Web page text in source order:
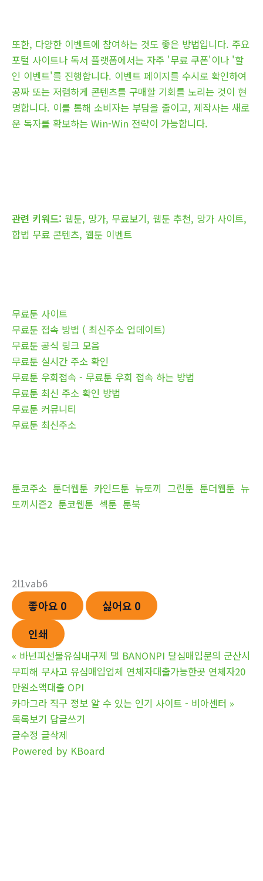
또한, 다양한 이벤트에 참여하는 것도 좋은 방법입니다. 주요
포털 사이트나 독서 플랫폼에서는 자주 '무료 쿠폰'이나 '할
인 이벤트'를 진행합니다. 이벤트 페이지를 수시로 확인하여
공짜 또는 저렴하게 콘텐츠를 구매할 기회를 노리는 것이 현
명합니다. 이를 통해 소비자는 부담을 줄이고, 제작사는 새로
운 독자를 확보하는 Win-Win 전략이 가능합니다.
관련 키워드: 웹툰, 망가, 무료보기, 웹툰 추천, 망가 사이트,
합법 무료 콘텐츠, 웹툰 이벤트
무료툰 사이트
무료툰 접속 방법 ( 최신주소 업데이트)
무료툰 공식 링크 모음
무료툰 실시간 주소 확인
무료툰 우회접속 - 무료툰 우회 접속 하는 방법
무료툰 최신 주소 확인 방법
무료툰 커뮤니티
무료툰 최신주소
툰코주소 툰더웹툰 카인드툰 뉴토끼 그린툰 툰더웹툰 뉴
토끼시즌2 툰코웹툰 섹툰 툰북
2l1vab6
좋아요 0 싫어요 0
인쇄
« 바넌피선불유심내구제 탤 BANONPI 달심매입문의 군산시
무피해 무사고 유심매입업체 연체자대출가능한곳 연체자20
만원소액대출 OPI
카마그라 직구 정보 알 수 있는 인기 사이트 - 비아센터 »
목록보기 답글쓰기
글수정 글삭제
Powered by KBoard